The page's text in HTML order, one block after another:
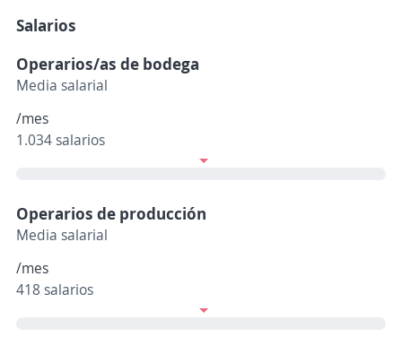
Salarios
Operarios/as de bodega
Media salarial
/mes
1.034 salarios
Operarios de producción
Media salarial
/mes
418 salarios